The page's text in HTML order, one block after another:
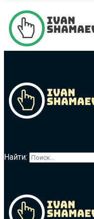
Найти: